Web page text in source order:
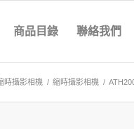
商品目錄 聯絡我們
時攝影相機 / 縮時攝影相機 /